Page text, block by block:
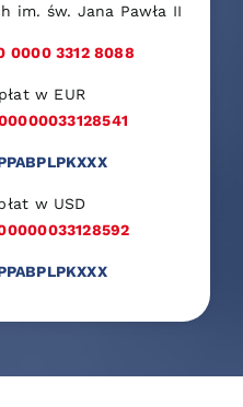
im. św. Jana Pawła II
0000 3312 8088
w EUR
w USD